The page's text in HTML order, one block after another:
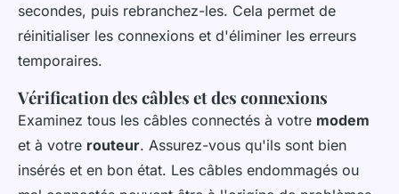
secondes, puis rebranchez-les. Cela permet de
réinitialiser les connexions et d'éliminer les erreurs
temporaires.
Vérification des câbles et des connexions
Examinez tous les câbles connectés à votre modem
et à votre routeur. Assurez-vous qu'ils sont bien
insérés et en bon état. Les câbles endommagés ou